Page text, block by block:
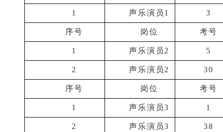
1 声乐演员1 3
序号 岗位 考号
1 声乐演员2 5
2 声乐演员2 30
序号 岗位 考号
1 声乐演员3 1
2 声乐演员3 38